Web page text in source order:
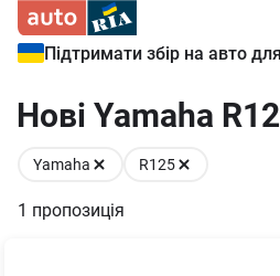
Підтримати збір на авто
Нові Yamaha
Yamaha R125
1 пропозиція